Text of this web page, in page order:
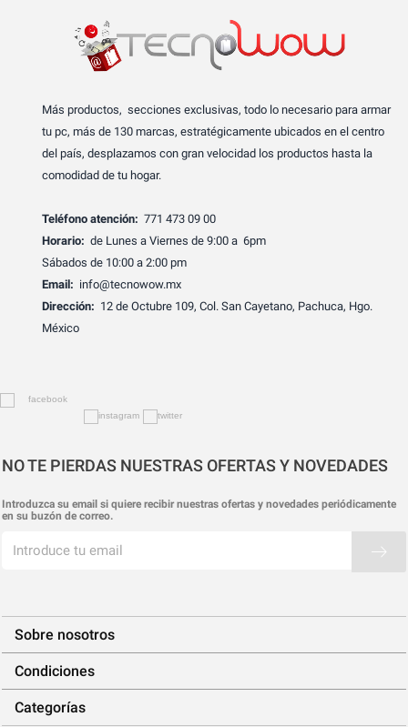
Más productos, secciones exclusivas, todo lo necesario para armar
tu pc, más de 130 marcas, estratégicamente ubicados en el centro
del país, desplazamos con gran velocidad los productos hasta la
comodidad de tu hogar.
Teléfono atención: 771 473 09 00
Horario: de Lunes a Viernes de 9:00 a 6pm
Sábados de 10:00 a 2:00 pm
Email: info@tecnowow.mx
Dirección: 12 de Octubre 109, Col. San Cayetano, Pachuca, Hgo.
México
NO TE PIERDAS NUESTRAS OFERTAS Y NOVEDADES
Introduzca su email si quiere recibir nuestras ofertas y novedades periódicamente
en su buzón de correo.
Sobre nosotros
Condiciones
Categorías